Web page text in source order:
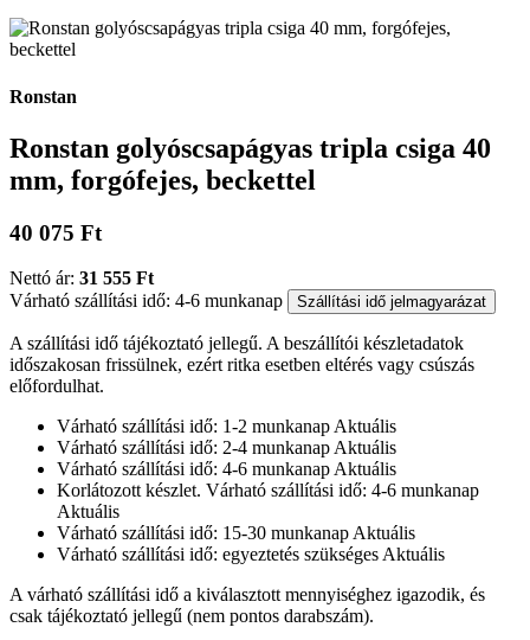
Ronstan
Ronstan golyóscsapágyas tripla csiga 40
mm, forgófejes, beckettel
40 075 Ft
Nettó ár: 31 555 Ft
Várható szállítási idő: 4-6 munkanap
Szállítási idő jelmagyarázat
A szállítási idő tájékoztató jellegű. A beszállítói készletadatok
időszakosan frissülnek, ezért ritka esetben eltérés vagy csúszás
előfordulhat.
Várható szállítási idő: 1-2 munkanapAktuális
Várható szállítási idő: 2-4 munkanapAktuális
Várható szállítási idő: 4-6 munkanapAktuális
Korlátozott készlet. Várható szállítási idő: 4-6 munkanap
Aktuális
Várható szállítási idő: 15-30 munkanapAktuális
Várható szállítási idő: egyeztetés szükségesAktuális
A várható szállítási idő a kiválasztott mennyiséghez igazodik, és
csak tájékoztató jellegű (nem pontos darabszám).